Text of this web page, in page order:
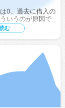
0。過去に借入の
いうのが原因で
む